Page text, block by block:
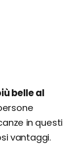
Isole
Isole
belle al
in questi
vantaggi.